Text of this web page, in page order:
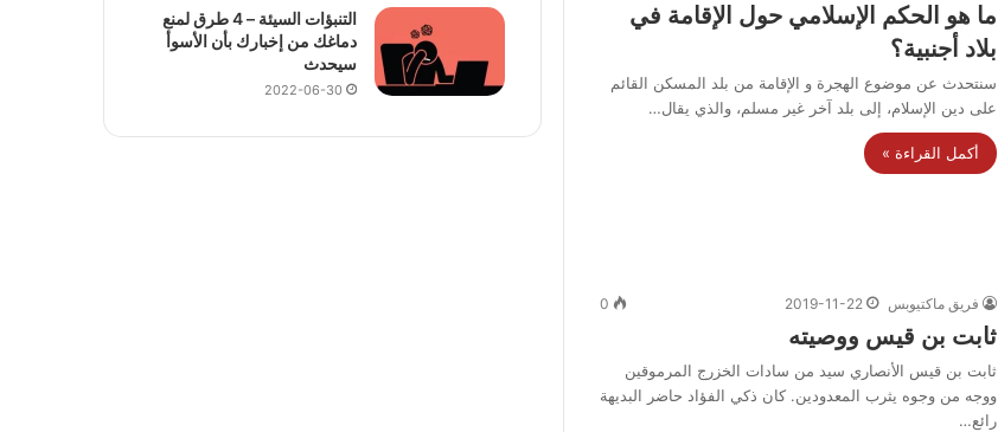
ما هو الحكم الإسلامي حول الإقامة في
بلاد أجنبية؟
سنتحدث عن موضوع الهجرة و الإقامة من بلد المسكن القائم
على دين الإسلام، إلى بلد آخر غير مسلم، والذي يقال…
أكمل القراءة »
فريق ماكتيوبس 2019-11-22
0
ثابت بن قيس ووصيته
ثابت بن قيس الأنصاري سيد من سادات الخزرج المرموقين
ووجه من وجوه يثرب المعدودين. كان ذكي الفؤاد حاضر البديهة
رائع…
التنبؤات السيئة – 4 طرق لمنع
دماغك من إخبارك بأن الأسوأ
سيحدث
2022-06-30